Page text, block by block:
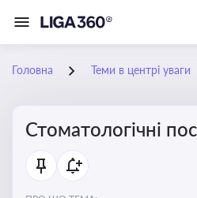
Головна Теми в центрі уваги
Стоматологічні